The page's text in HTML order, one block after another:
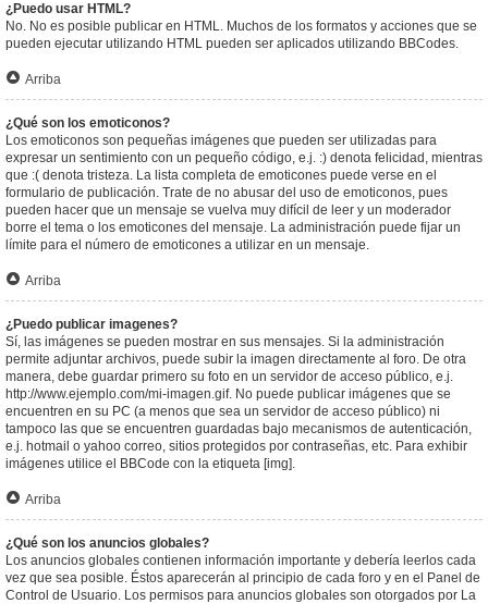
¿Puedo usar HTML?
No. No es posible publicar en HTML. Muchos de los formatos y acciones que se
pueden ejecutar utilizando HTML pueden ser aplicados utilizando BBCodes.
Arriba
¿Qué son los emoticonos?
Los emoticonos son pequeñas imágenes que pueden ser utilizadas para
expresar un sentimiento con un pequeño código, e.j. :) denota felicidad, mientras
que :( denota tristeza. La lista completa de emoticones puede verse en el
formulario de publicación. Trate de no abusar del uso de emoticonos, pues
pueden hacer que un mensaje se vuelva muy difícil de leer y un moderador
borre el tema o los emoticones del mensaje. La administración puede fijar un
límite para el número de emoticones a utilizar en un mensaje.
Arriba
¿Puedo publicar imagenes?
Sí, las imágenes se pueden mostrar en sus mensajes. Si la administración
permite adjuntar archivos, puede subir la imagen directamente al foro. De otra
manera, debe guardar primero su foto en un servidor de acceso público, e.j.
http://www.ejemplo.com/mi-imagen.gif. No puede publicar imágenes que se
encuentren en su PC (a menos que sea un servidor de acceso público) ni
tampoco las que se encuentren guardadas bajo mecanismos de autenticación,
e.j. hotmail o yahoo correo, sitios protegidos por contraseñas, etc. Para exhibir
imágenes utilice el BBCode con la etiqueta [img].
Arriba
¿Qué son los anuncios globales?
Los anuncios globales contienen información importante y debería leerlos cada
vez que sea posible. Éstos aparecerán al principio de cada foro y en el Panel de
Control de Usuario. Los permisos para anuncios globales son otorgados por La